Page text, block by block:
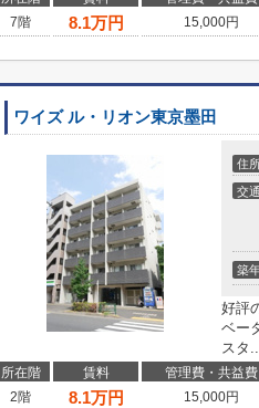
7階
8.1万円 15,000円
ワイズ ル・リオン東京墨田
住
交通
築
好評
ベー
スタ
所在階 賃料 管理費・共益費
2階
8.1万円 15,000円